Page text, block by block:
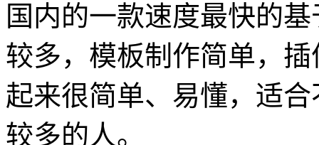
国内的一款速度最快的
较多，模板制作简单，
起来很简单、易懂，适
较多的人。